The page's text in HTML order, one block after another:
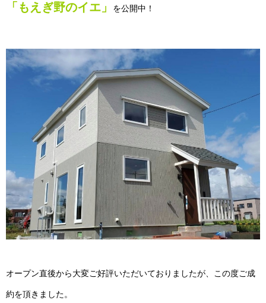
「もえぎ野のイエ」 を公開中！
オープン直後から大変ご好評いただいておりましたが、 この度ご成
約を頂きました。